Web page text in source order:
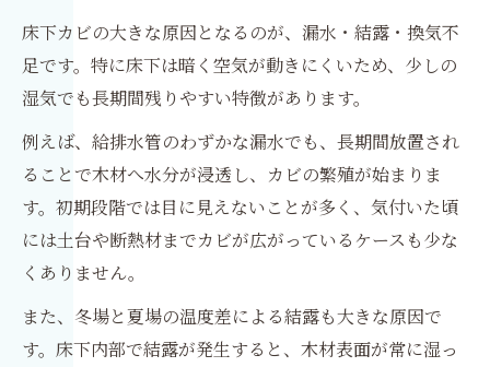
床下カビの大きな原因となるのが、漏水・結露・換気不
足です。特に床下は暗く空気が動きにくいため、少しの
湿気でも長期間残りやすい特徴があります。
例えば、給排水管のわずかな漏水でも、長期間放置され
ることで木材へ水分が浸透し、カビの繁殖が始まりま
す。初期段階では目に見えないことが多く、気付いた頃
には土台や断熱材までカビが広がっているケースも少な
くありません。
また、冬場と夏場の温度差による結露も大きな原因で
す。床下内部で結露が発生すると、木材表面が常に湿っ